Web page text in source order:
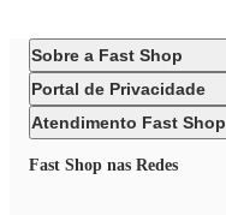
Sobre a Fast Shop
Portal de Privacidade
Atendimento Fast Shop
Fast Shop nas Redes